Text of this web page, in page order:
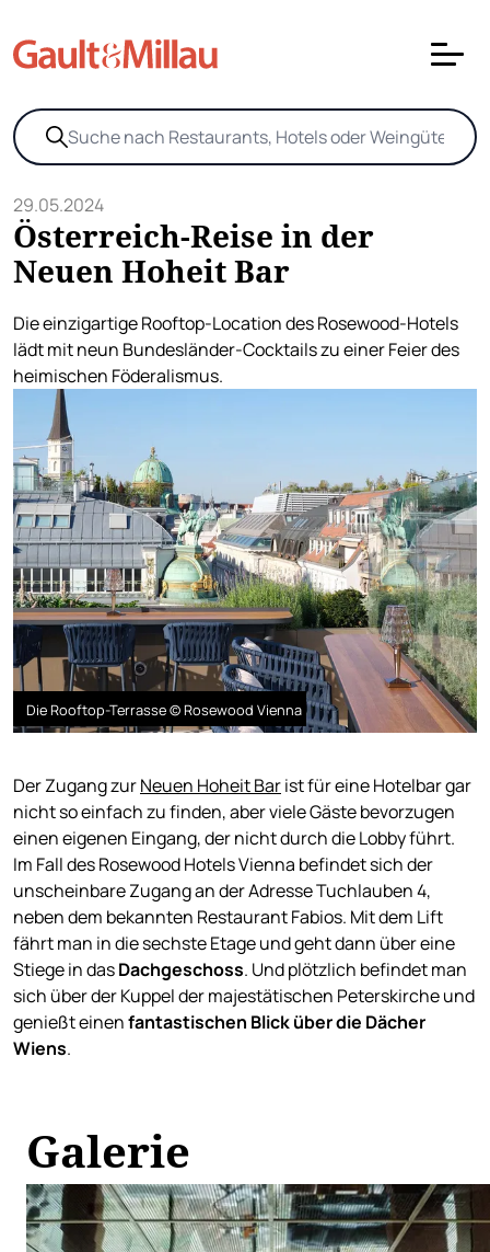
29.05.2024
Österreich-Reise in der
Neuen Hoheit Bar
Die einzigartige Rooftop-Location des Rosewood-Hotels
lädt mit neun Bundesländer-Cocktails zu einer Feier des
heimischen Föderalismus.
Die Rooftop-Terrasse © Rosewood Vienna
Der Zugang zurNeuen Hoheit Barist für eine Hotelbar gar
nicht so einfach zu finden, aber viele Gäste bevorzugen
einen eigenen Eingang, der nicht durch die Lobby führt.
Im Fall des Rosewood Hotels Vienna befindet sich der
unscheinbare Zugang an der Adresse Tuchlauben 4,
neben dem bekannten Restaurant Fabios. Mit dem Lift
fährt man in die sechste Etage und geht dann über eine
Stiege in dasDachgeschoss. Und plötzlich befindet man
sich über der Kuppel der majestätischen Peterskirche und
genießt einenfantastischen Blick über die Dächer
Wiens.
Galerie